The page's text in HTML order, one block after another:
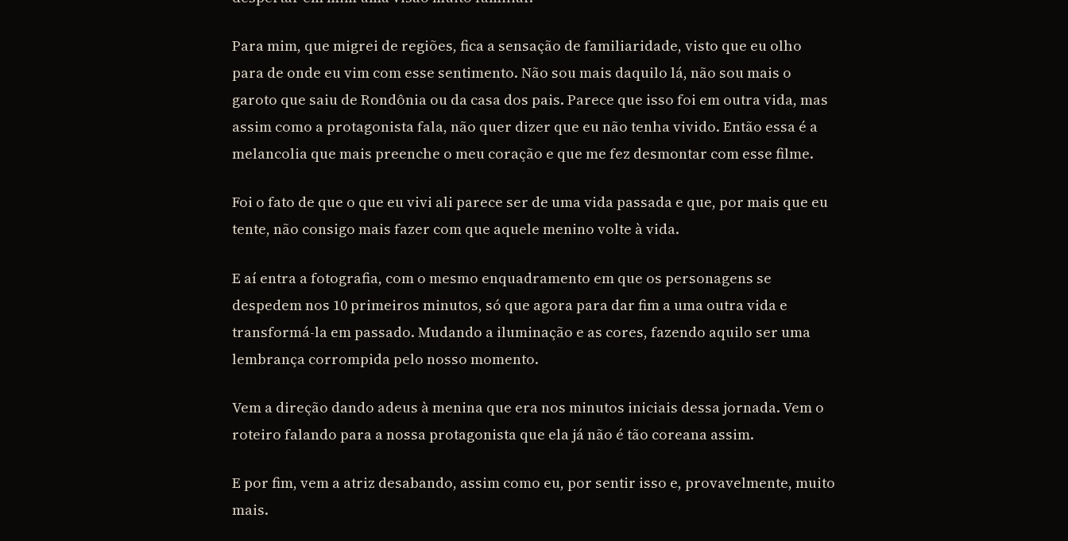
Para mim, que migrei de regiões, fica a sensação de familiaridade, visto que eu olho
para de onde eu vim com esse sentimento. Não sou mais daquilo lá, não sou mais o
garoto que saiu de Rondônia ou da casa dos pais. Parece que isso foi em outra vida, mas
assim como a protagonista fala, não quer dizer que eu não tenha vivido. Então essa é a
melancolia que mais preenche o meu coração e que me fez desmontar com esse filme.
Foi o fato de que o que eu vivi ali parece ser de uma vida passada e que, por mais que eu
tente, não consigo mais fazer com que aquele menino volte à vida.
E aí entra a fotografia, com o mesmo enquadramento em que os personagens se
despedem nos 10 primeiros minutos, só que agora para dar fim a uma outra vida e
transformá-la em passado. Mudando a iluminação e as cores, fazendo aquilo ser uma
lembrança corrompida pelo nosso momento.
Vem a direção dando adeus à menina que era nos minutos iniciais dessa jornada. Vem o
roteiro falando para a nossa protagonista que ela já não é tão coreana assim.
E por fim, vem a atriz desabando, assim como eu, por sentir isso e, provavelmente, muito
mais.